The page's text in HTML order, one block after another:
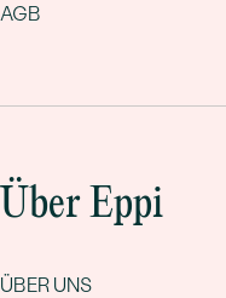
AGB
Über Eppi
ÜBER UNS